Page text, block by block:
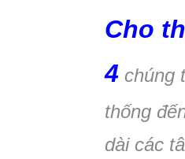
Cho
4 chúng
thống
dài các